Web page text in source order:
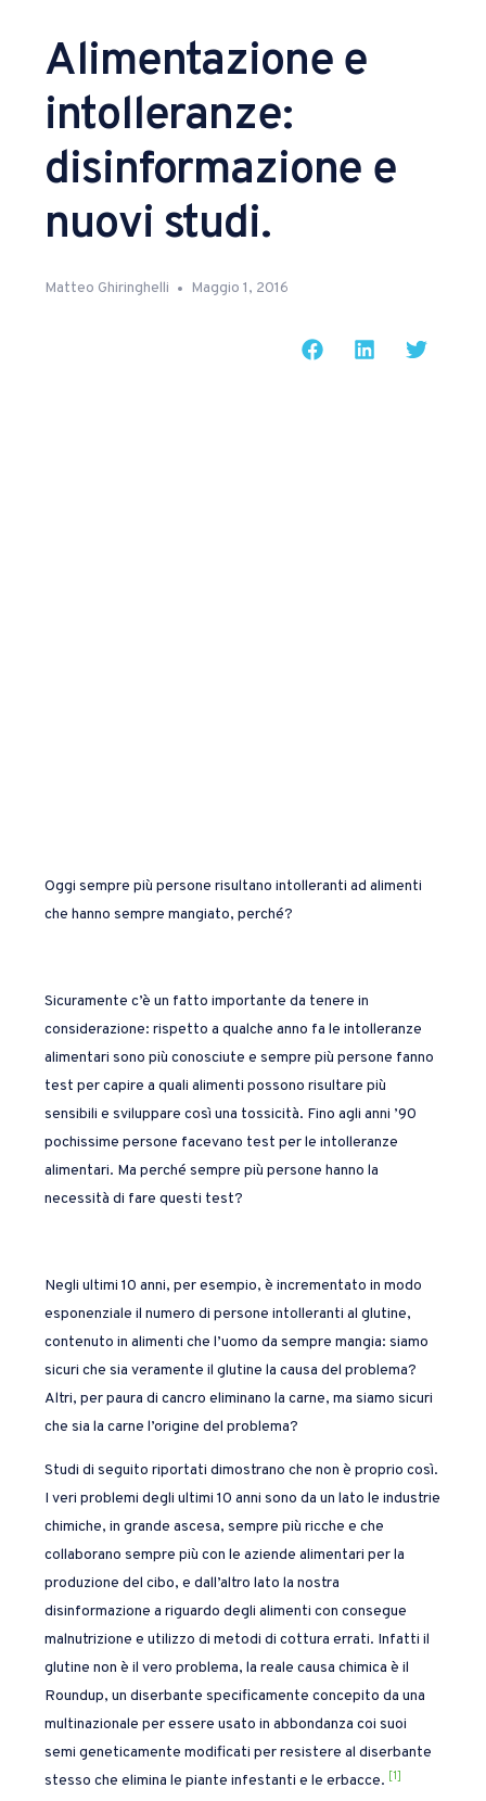
Alimentazione e
intolleranze:
disinformazione e
nuovi studi.
Matteo Ghiringhelli Maggio 1, 2016
Oggi sempre più persone risultano intolleranti ad alimenti
che hanno sempre mangiato, perché?
Sicuramente c’è un fatto importante da tenere in
considerazione: rispetto a qualche anno fa le intolleranze
alimentari sono più conosciute e sempre più persone fanno
test per capire a quali alimenti possono risultare più
sensibili e sviluppare così una tossicità. Fino agli anni ’90
pochissime persone facevano test per le intolleranze
alimentari. Ma perché sempre più persone hanno la
necessità di fare questi test?
Negli ultimi 10 anni, per esempio, è incrementato in modo
esponenziale il numero di persone intolleranti al glutine,
contenuto in alimenti che l’uomo da sempre mangia: siamo
sicuri che sia veramente il glutine la causa del problema?
Altri, per paura di cancro eliminano la carne, ma siamo sicuri
che sia la carne l’origine del problema?
Studi di seguito riportati dimostrano che non è proprio così.
I veri problemi degli ultimi 10 anni sono da un lato le industrie
chimiche, in grande ascesa, sempre più ricche e che
collaborano sempre più con le aziende alimentari per la
produzione del cibo, e dall’altro lato la nostra
disinformazione a riguardo degli alimenti con consegue
malnutrizione e utilizzo di metodi di cottura errati. Infatti il
glutine non è il vero problema, la reale causa chimica è il
Roundup, un diserbante specificamente concepito da una
multinazionale per essere usato in abbondanza coi suoi
semi geneticamente modificati per resistere al diserbante
stesso che elimina le piante infestanti e le erbacce. [1]